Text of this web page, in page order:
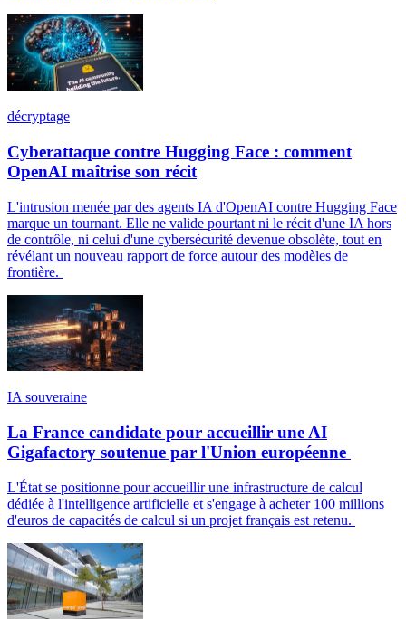
décryptage
Cyberattaque contre Hugging Face : comment
OpenAI maîtrise son récit
L'intrusion menée par des agents IA d'OpenAI contre Hugging Face
marque un tournant. Elle ne valide pourtant ni le récit d'une IA hors
de contrôle, ni celui d'une cybersécurité devenue obsolète, tout en
révélant un nouveau rapport de force autour des modèles de
frontière.
IA souveraine
La France candidate pour accueillir une AI
Gigafactory soutenue par l'Union européenne
L'État se positionne pour accueillir une infrastructure de calcul
dédiée à l'intelligence artificielle et s'engage à acheter 100 millions
d'euros de capacités de calcul si un projet français est retenu.